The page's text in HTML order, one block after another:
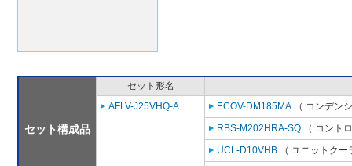
セット構成品
セット形名
AFLV-J25VHQ-A
ECOV-DM185MA （ コンデン
RBS-M202HRA-SQ （ コント
UCL-D10VHB （ ユニットク